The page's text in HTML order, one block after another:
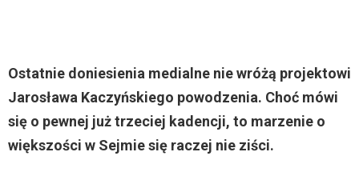
Ostatnie doniesienia medialne nie wróżą projektowi
Jarosława Kaczyńskiego powodzenia. Choć mówi
się o pewnej już trzeciej kadencji, to marzenie o
większości w Sejmie się raczej nie ziści.